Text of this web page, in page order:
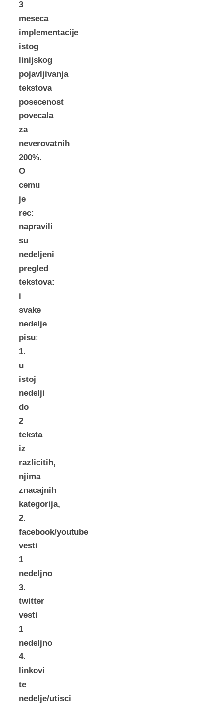
3
meseca
implementacije
istog
linijskog
pojavljivanja
tekstova
posecenost
povecala
za
neverovatnih
200%.
O
cemu
je
rec:
napravili
su
nedeljeni
pregled
tekstova:
i
svake
nedelje
pisu:
1.
u
istoj
nedelji
do
2
teksta
iz
razlicitih,
njima
znacajnih
kategorija,
2.
facebook/youtube
vesti
1
nedeljno
3.
twitter
vesti
1
nedeljno
4.
linkovi
te
nedelje/utisci